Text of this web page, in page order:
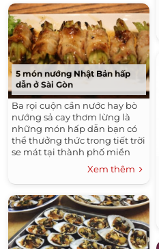
5 món nướng Nhật Bản hấp
dẫn ở Sài Gòn
Ba rọi cuộn cần nước hay bò
nướng sả cay thơm lừng là
những món hấp dẫn bạn có
thể thưởng thức trong tiết trời
se mát tại thành phố miền
Xem thêm